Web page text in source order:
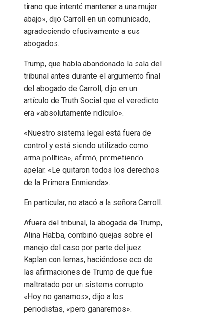
tirano que intentó mantener a una mujer
abajo», dijo Carroll en un comunicado,
agradeciendo efusivamente a sus
abogados.
Trump, que había abandonado la sala del
tribunal antes durante el argumento final
del abogado de Carroll, dijo en un
artículo de Truth Social que el veredicto
era «absolutamente ridículo».
«Nuestro sistema legal está fuera de
control y está siendo utilizado como
arma política», afirmó, prometiendo
apelar. «Le quitaron todos los derechos
de la Primera Enmienda».
En particular, no atacó a la señora Carroll.
Afuera del tribunal, la abogada de Trump,
Alina Habba, combinó quejas sobre el
manejo del caso por parte del juez
Kaplan con lemas, haciéndose eco de
las afirmaciones de Trump de que fue
maltratado por un sistema corrupto.
«Hoy no ganamos», dijo a los
periodistas, «pero ganaremos».